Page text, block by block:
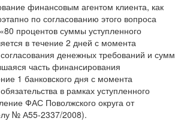
финансовым агентом клиента, как
по согласованию этого вопроса
процентов суммы уступленного
в течение 2 дней с момента
денежных требований и сумм
часть финансирования
1 банковского дня с момента
в рамках уступленного
ФАС Поволжского округа от
№ А55-2337/2008).